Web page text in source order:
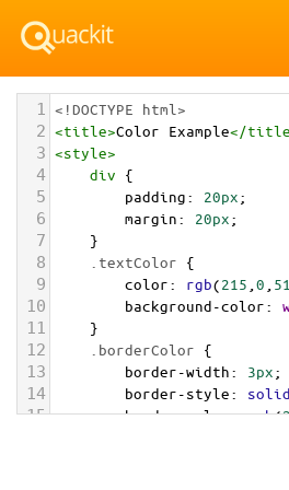
1 <!DOCTYPE html>
2 <title>Color Example</title
3 <style>
4 div {
5 padding: 20px;
6 margin: 20px;
7 }
8 .textColor {
9 color: rgb(215 0 51
10 background-color:
11 }
12 .borderColor {
13 border-width: 3px;
14 border-style: solid
15 border-color: rgb(